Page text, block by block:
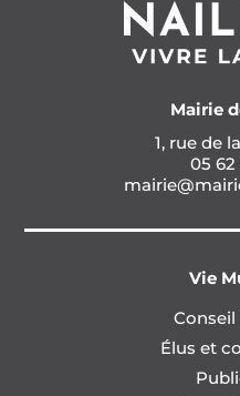
Mairie
1, rue de
05 62
Vie
Élus et